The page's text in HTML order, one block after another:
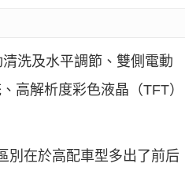
洗及水平調節、雙側電動
高解析度彩色液晶（TFT）
別在於高配車型多出了前后